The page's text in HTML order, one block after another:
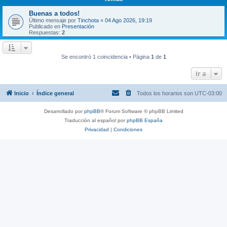
Buenas a todos!
Último mensaje por Tinchota « 04 Ago 2026, 19:19
Publicado en Presentación
Respuestas: 2
Se encontró 1 coincidencia • Página 1 de 1
Ir a
Inicio Índice general Todos los horarios son UTC-03:00
Desarrollado porphpBB® Forum Software © phpBB Limited
Traducción al español porphpBB España
Privacidad | Condiciones